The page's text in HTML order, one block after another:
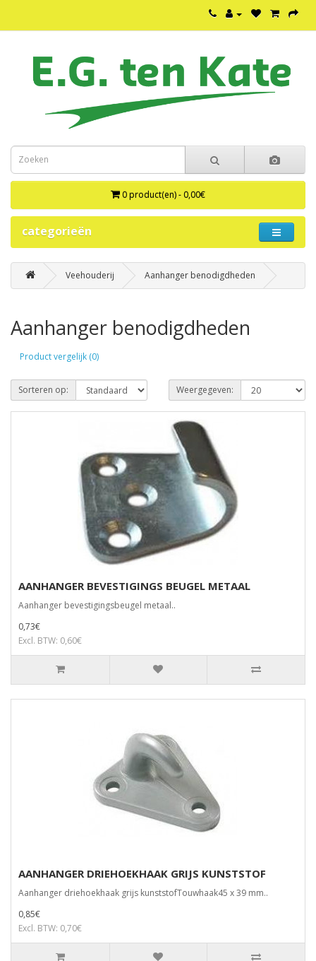
0 product(en) - 0,00€
categorieën
Veehouderij Aanhanger benodigdheden
Aanhanger benodigdheden
Product vergelijk (0)
Sorteren op: Weergegeven:
AANHANGER BEVESTIGINGS BEUGEL METAAL
Aanhanger bevestigingsbeugel metaal..
0,73€
Excl. BTW: 0,60€
AANHANGER DRIEHOEKHAAK GRIJS KUNSTSTOF
Aanhanger driehoekhaak grijs kunststofTouwhaak45 x 39 mm..
0,85€
Excl. BTW: 0,70€